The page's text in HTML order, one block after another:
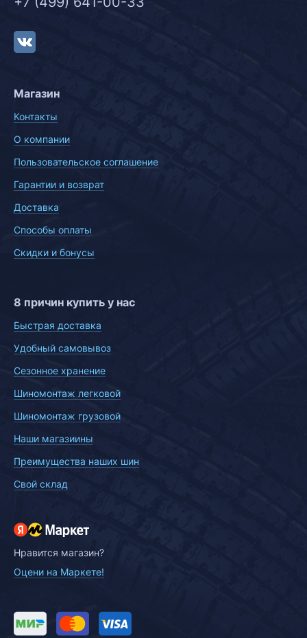
Магазин
Контакты
О компании
Пользовательское соглашение
Гарантии и возврат
Доставка
Способы оплаты
Скидки и бонусы
8 причин купить у нас
Быстрая доставка
Удобный самовывоз
Сезонное хранение
Шиномонтаж легковой
Шиномонтаж грузовой
Наши магазиины
Преимущества наших шин
Свой склад
Нравится магазин?
Оцени на Маркете!